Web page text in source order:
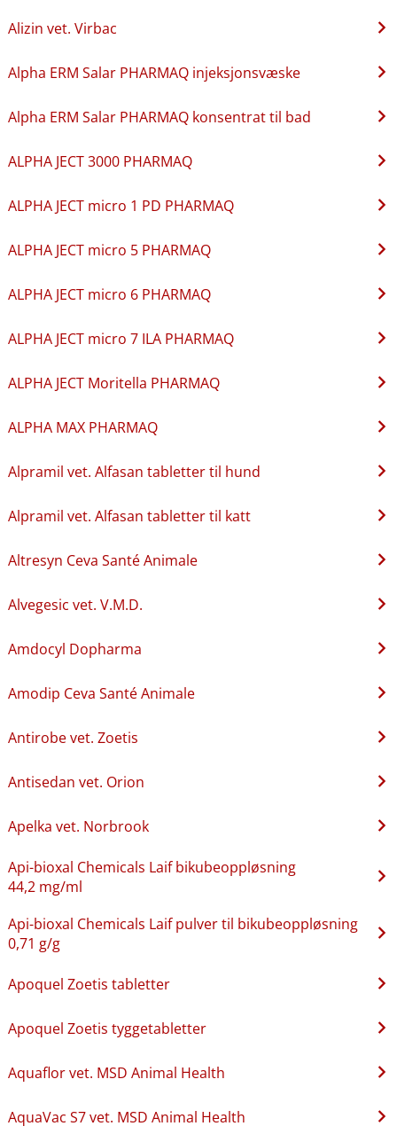
Alizin vet. Virbac
Alpha ERM Salar PHARMAQ injeksjonsvæske
Alpha ERM Salar PHARMAQ konsentrat til bad
ALPHA JECT 3000 PHARMAQ
ALPHA JECT micro 1 PD PHARMAQ
ALPHA JECT micro 5 PHARMAQ
ALPHA JECT micro 6 PHARMAQ
ALPHA JECT micro 7 ILA PHARMAQ
ALPHA JECT Moritella PHARMAQ
ALPHA MAX PHARMAQ
Alpramil vet. Alfasan tabletter til hund
Alpramil vet. Alfasan tabletter til katt
Altresyn Ceva Santé Animale
Alvegesic vet. V.M.D.
Amdocyl Dopharma
Amodip Ceva Santé Animale
Antirobe vet. Zoetis
Antisedan vet. Orion
Apelka vet. Norbrook
Api-bioxal Chemicals Laif bikubeoppløsning
44,2 mg/ml
Api-bioxal Chemicals Laif pulver til bikubeoppløsning
0,71 g/g
Apoquel Zoetis tabletter
Apoquel Zoetis tyggetabletter
Aquaflor vet. MSD Animal Health
AquaVac S7 vet. MSD Animal Health